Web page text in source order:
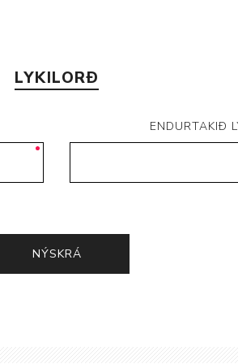
LYKILORÐ
ENDURTAKIÐ